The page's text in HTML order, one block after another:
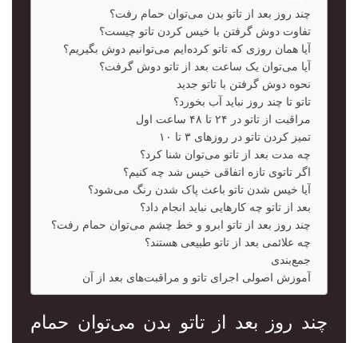
چند روز بعد از تاتو بدن می‌توان حمام رفت؟
تفاوت دوش گرفتن با خیس کردن تاتو چیست؟
آیا همان روزی که تاتو کرده‌ایم می‌توانیم دوش بگیریم؟
آیا می‌توان یک ساعت بعد از تاتو دوش گرفت؟
نحوه دوش گرفتن با تاتو جدید
تاتو تا چند روز نباید آب بخورد؟
مراقبت از تاتو در ۲۴ تا ۴۸ ساعت اول
تمیز کردن تاتو در روزهای ۳ تا ۱۰
چه مدت بعد از تاتو می‌توان شنا کرد؟
اگر تاتوی تازه اتفاقی خیس شد چه کنیم؟
آیا خیس شدن تاتو باعث پاک شدن رنگ می‌شود؟
بعد از تاتو چه کارهایی نباید انجام داد؟
چند روز بعد از تاتو ابرو و خط چشم می‌توان حمام رفت؟
چه علائمی بعد از تاتو طبیعی هستند؟
جمع‌بندی
آموزش اصولی اجرای تاتو و مراقبت‌های بعد از آن
چند روز بعد از تاتو بدن می‌توان حمام